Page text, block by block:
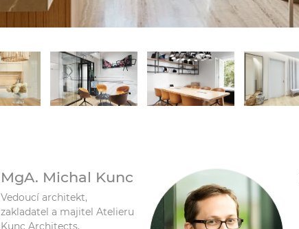
MgA. Michal Kunc
Vedoucí architekt,
zakladatel a majitel Atelieru
Kunc Architects.